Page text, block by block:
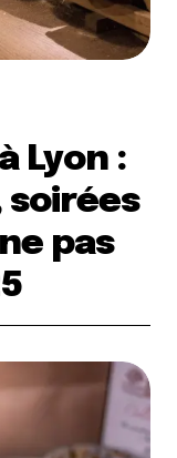
Lyon :
soirées
pas